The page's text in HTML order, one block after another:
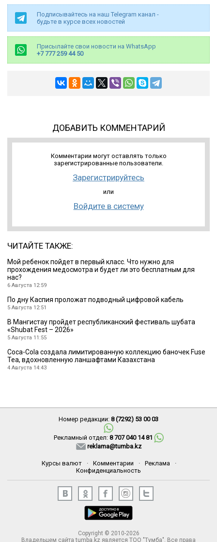
Подписывайтесь на наш Telegram канал -
будьте в курсе всех новостей
Присылайте свои новости на WhatsApp
+7 777 259 44 50
ДОБАВИТЬ КОММЕНТАРИЙ
Комментарии могут оставлять только
зарегистрированные пользователи.
Зарегистрируйтесь
или
Войдите в систему
ЧИТАЙТЕ ТАКЖЕ:
Мой ребенок пойдет в первый класс. Что нужно для
прохождения медосмотра и будет ли это бесплатным для
нас?
6 Августа 12:59
По дну Каспия проложат подводный цифровой кабель
5 Августа 12:51
В Мангистау пройдет республиканский фестиваль шубата
«Shubat Fest – 2026»
5 Августа 11:55
Coca-Cola создала лимитированную коллекцию баночек Fuse
Tea, вдохновленную ланшафтами Казахстана
4 Августа 14:43
Номер редакции: 8 (7292) 53 00 03
Рекламный отдел: 8 707 040 14 81
reklama@tumba.kz
Курсы валют · Комментарии · Реклама
·
Конфиденциальность
Copyright © 2010-2026
Владельцем сайта tumba.kz является ТОО "Тумба". Все права